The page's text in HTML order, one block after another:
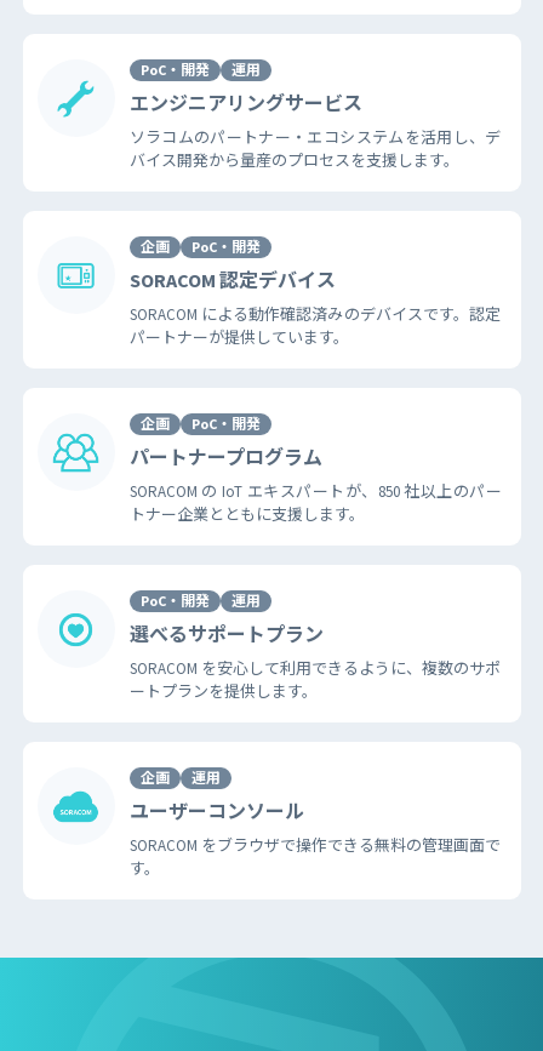
エンジニアリングサービス
PoC・開発 運用
ソラコムのパートナー・エコシステムを活用し、デ
バイス開発から量産のプロセスを支援します。
SORACOM 認定デバイス
企画 PoC・開発
SORACOM による動作確認済みのデバイスです。認定
パートナーが提供しています。
パートナープログラム
企画 PoC・開発
SORACOM の IoT エキスパートが、850 社以上のパー
トナー企業とともに支援します。
選べるサポートプラン
PoC・開発 運用
SORACOM を安心して利用できるように、複数のサポ
ートプランを提供します。
ユーザーコンソール
企画 運用
SORACOM をブラウザで操作できる無料の管理画面で
す。